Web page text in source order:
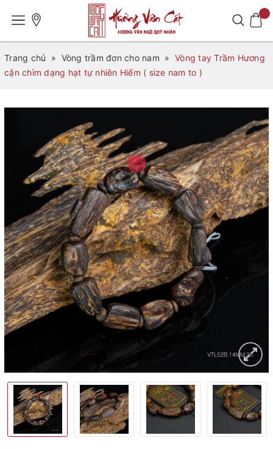
Trang chủ » Vòng trầm đơn cho nam » Vòng tay Trầm Hương
cận chìm dạng hạt tự nhiên Hiếm ( size nam to )